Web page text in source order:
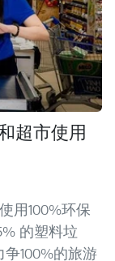
超市使用
用100%环保
的塑料垃
100%的旅游